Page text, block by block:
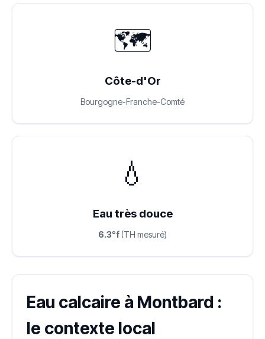
🗺️
Côte-d'Or
Bourgogne-Franche-Comté
💧
Eau très douce
6.3°f (TH mesuré)
Eau calcaire à Montbard :
le contexte local